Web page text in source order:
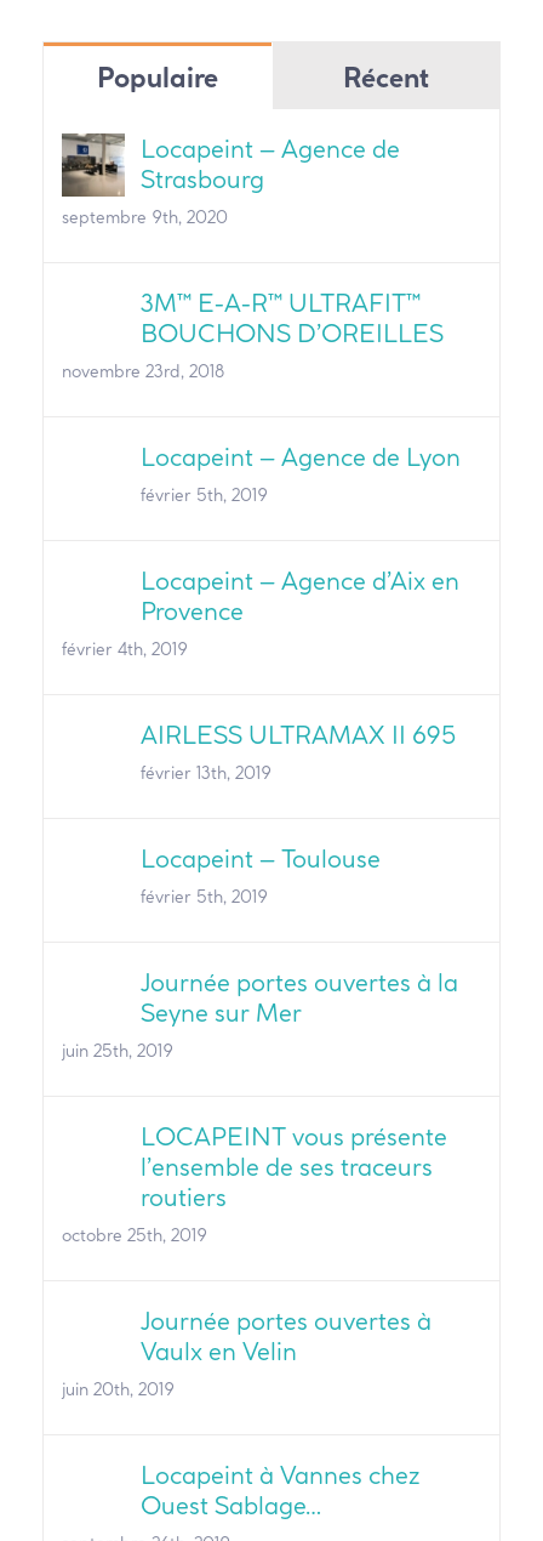
Populaire Récent
Locapeint – Agence de
Strasbourg
septembre 9th, 2020
3M™ E-A-R™ ULTRAFIT™
BOUCHONS D’OREILLES
novembre 23rd, 2018
Locapeint – Agence de Lyon
février 5th, 2019
Locapeint – Agence d’Aix en
Provence
février 4th, 2019
AIRLESS ULTRAMAX II 695
février 13th, 2019
Locapeint – Toulouse
février 5th, 2019
Journée portes ouvertes à la
Seyne sur Mer
juin 25th, 2019
LOCAPEINT vous présente
l’ensemble de ses traceurs
routiers
octobre 25th, 2019
Journée portes ouvertes à
Vaulx en Velin
juin 20th, 2019
Locapeint à Vannes chez
Ouest Sablage…